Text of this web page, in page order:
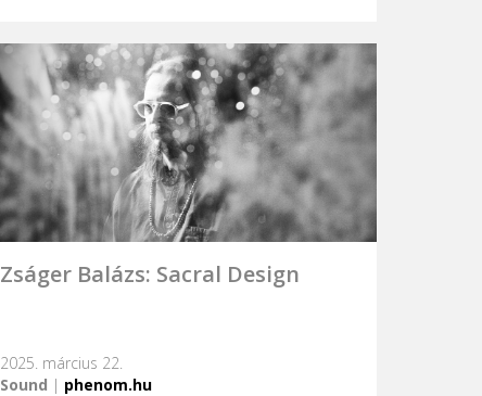
Zságer Balázs: Sacral Design
2025. március 22.
Sound | phenom.hu